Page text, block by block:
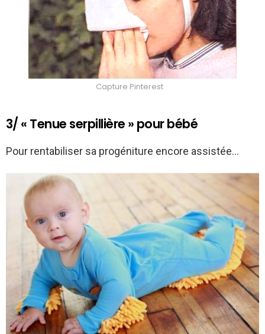
Capture Pinterest
3/ « Tenue serpillière » pour bébé
Pour rentabiliser sa progéniture encore assistée…